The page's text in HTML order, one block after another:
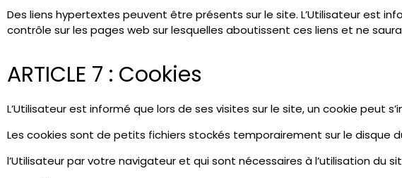
Des liens hypertextes peuvent être présents sur le site. L’Utilisateur est
contrôle sur les pages web sur lesquelles aboutissent ces liens et ne
ARTICLE 7 : Cookies
L’Utilisateur est informé que lors de ses visites sur le site, un cookie peut
Les cookies sont de petits fichiers stockés temporairement sur le disque
l’Utilisateur par votre navigateur et qui sont nécessaires à l’utilisation du